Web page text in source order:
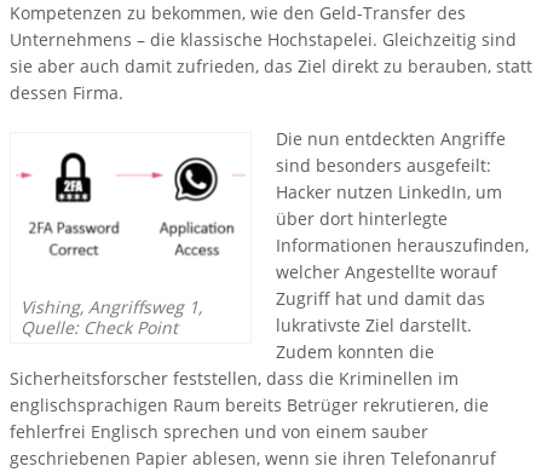
Kompetenzen zu bekommen, wie den Geld-Transfer des
Unternehmens – die klassische Hochstapelei. Gleichzeitig sind
sie aber auch damit zufrieden, das Ziel direkt zu berauben, statt
dessen Firma.
Vishing, Angriffsweg 1,
Quelle: Check Point
Die nun entdeckten Angriffe
sind besonders ausgefeilt:
Hacker nutzen LinkedIn, um
über dort hinterlegte
Informationen herauszufinden,
welcher Angestellte worauf
Zugriff hat und damit das
lukrativste Ziel darstellt.
Zudem konnten die
Sicherheitsforscher feststellen, dass die Kriminellen im
englischsprachigen Raum bereits Betrüger rekrutieren, die
fehlerfrei Englisch sprechen und von einem sauber
geschriebenen Papier ablesen, wenn sie ihren Telefonanruf